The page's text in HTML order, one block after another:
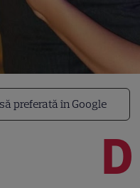
preferată în Google
D